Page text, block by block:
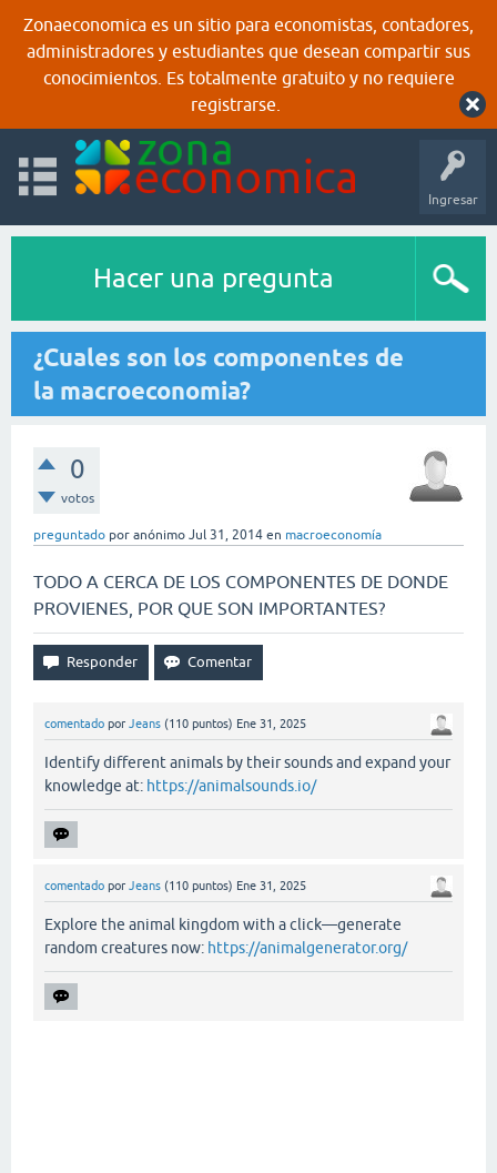
Zonaeconomica es un sitio para economistas, contadores,
administradores y estudiantes que desean compartir sus
conocimientos. Es totalmente gratuito y no requiere
registrarse.
Ingresar
Hacer una pregunta
¿Cuales son los componentes de
la macroeconomia?
0
votos
preguntado por anónimo Jul 31, 2014 en macroeconomía
TODO A CERCA DE LOS COMPONENTES DE DONDE
PROVIENES, POR QUE SON IMPORTANTES?
comentado por Jeans (110 puntos) Ene 31, 2025
Identify different animals by their sounds and expand your
knowledge at: https://animalsounds.io/
comentado por Jeans (110 puntos) Ene 31, 2025
Explore the animal kingdom with a click—generate
random creatures now: https://animalgenerator.org/